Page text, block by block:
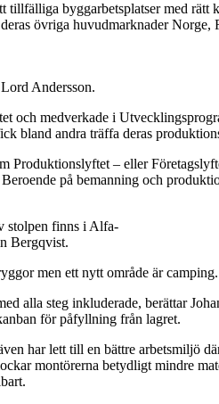
tillfälliga byggarbetsplatser med
övriga huvudmarknader
Andersson.
och medverkade i
bland andra träffa deras
Produktionslyftet – eller
på bemanning och
stolpen finns i Alfa-
Bergqvist.
men ett nytt område är
alla steg inkluderade, berättar
för påfyllning från lagret.
har lett till en bättre arbetsmiljö
montörerna betydligt mindre